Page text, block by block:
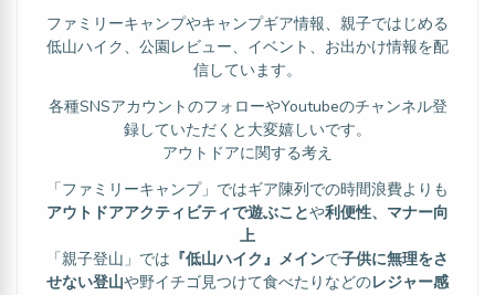
ファミリーキャンプやキャンプギア情報、親子ではじめる
低山ハイク、公園レビュー、イベント、お出かけ情報を配
信しています。
各種SNSアカウントのフォローやYoutubeのチャンネル登
録していただくと大変嬉しいです。
アウトドアに関する考え
「ファミリーキャンプ」ではギア陳列での時間浪費よりも
アウトドアアクティビティで遊ぶことや利便性、マナー向
上
「親子登山」では 『低山ハイク』メインで子供に無理をさ
せない登山や野イチゴ見つけて食べたりなどのレジャー感